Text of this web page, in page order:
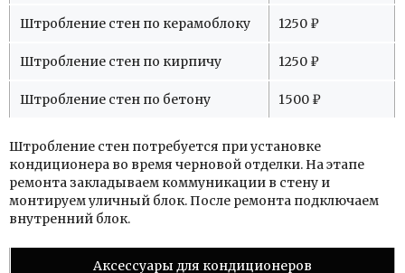
Штробление стен по керамоблоку 1250 ₽
Штробление стен по кирпичу 1250 ₽
Штробление стен по бетону 1500 ₽
Штробление стен потребуется при установке
кондиционера во время черновой отделки. На этапе
ремонта закладываем коммуникации в стену и
монтируем уличный блок. После ремонта подключаем
внутренний блок.
Аксессуары для кондиционеров